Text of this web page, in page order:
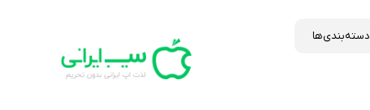
دسته‌بندی‌ها